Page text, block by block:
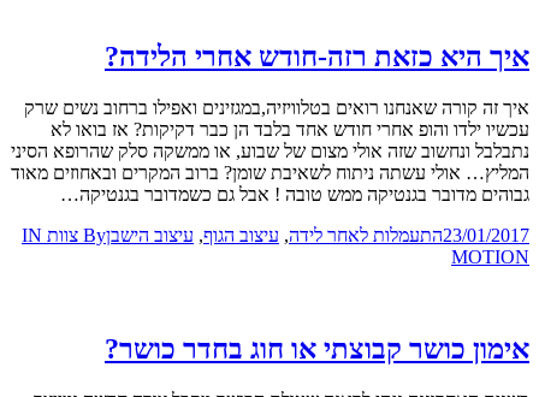
איך היא כזאת רזה-חודש אחרי הלידה?
איך זה קורה שאנחנו רואים בטלוויזיה,במגזינים ואפילו ברחוב נשים שרק
עכשיו ילדו והופ אחרי חודש אחד בלבד הן כבר דקיקות? אז בואו לא
נתבלבל ונחשוב שזה אולי מצום של שבוע, או ממשקה סלק שהרופא הסיני
המליץ… אולי עשתה ניתוח לשאיבת שומן? ברוב המקרים ובאחוזים מאוד
גבוהים מדובר בגנטיקה ממש טובה ! אבל גם כשמדובר בגנטיקה…
23/01/2017התעמלות לאחר לידה, עיצוב הגוף, עיצוב הישבןBy
צוות IN
MOTION
אימון כושר קבוצתי או חוג בחדר כושר?